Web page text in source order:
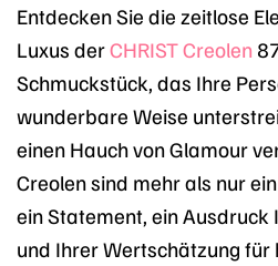
Entdecken Sie die zeitlose
Luxus derCHRISTCreolen
Schmuckstück, das Ihre
wunderbare Weise
einen Hauch von Glamour
Creolen sind mehr als nur
ein Statement, ein Ausdruck
und Ihrer Wertschätzung für